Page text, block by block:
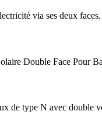
via ses deux
Double Face Pour
de type N avec double